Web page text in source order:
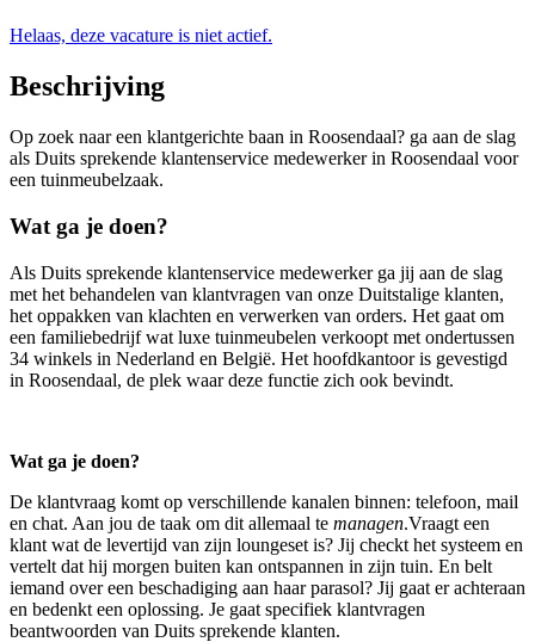
Helaas, deze vacature is niet actief.
Beschrijving
Op zoek naar een klantgerichte baan in Roosendaal? ga aan de slag
als Duits sprekende klantenservice medewerker in Roosendaal voor
een tuinmeubelzaak.
Wat ga je doen?
Als Duits sprekende klantenservice medewerker ga jij aan de slag
met het behandelen van klantvragen van onze Duitstalige klanten,
het oppakken van klachten en verwerken van orders. Het gaat om
een familiebedrijf wat luxe tuinmeubelen verkoopt met ondertussen
34 winkels in Nederland en België. Het hoofdkantoor is gevestigd
in Roosendaal, de plek waar deze functie zich ook bevindt.
Wat ga je doen?
De klantvraag komt op verschillende kanalen binnen: telefoon, mail
en chat. Aan jou de taak om dit allemaal te managen.Vraagt een
klant wat de levertijd van zijn loungeset is? Jij checkt het systeem en
vertelt dat hij morgen buiten kan ontspannen in zijn tuin. En belt
iemand over een beschadiging aan haar parasol? Jij gaat er achteraan
en bedenkt een oplossing. Je gaat specifiek klantvragen
beantwoorden van Duits sprekende klanten.